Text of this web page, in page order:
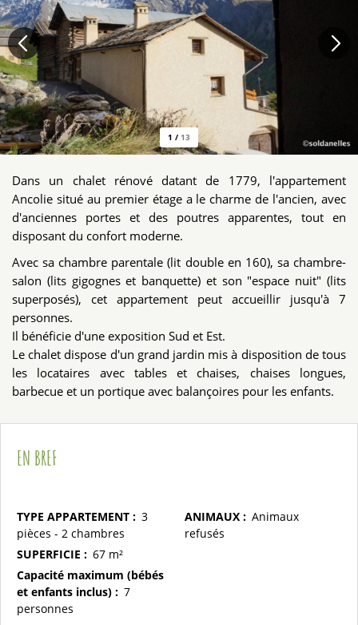
1 / 13
Dans un chalet rénové datant de 1779, l'appartement
Ancolie situé au premier étage a le charme de l'ancien, avec
d'anciennes portes et des poutres apparentes, tout en
disposant du confort moderne.
Avec sa chambre parentale (lit double en 160), sa chambre-
salon (lits gigognes et banquette) et son "espace nuit" (lits
superposés), cet appartement peut accueillir jusqu'à 7
personnes.
Il bénéficie d'une exposition Sud et Est.
Le chalet dispose d'un grand jardin mis à disposition de tous
les locataires avec tables et chaises, chaises longues,
barbecue et un portique avec balançoires pour les enfants.
EN BREF
TYPE APPARTEMENT : 3
pièces - 2 chambres
SUPERFICIE : 67 m²
Capacité maximum (bébés
et enfants inclus) : 7
personnes
ANIMAUX : Animaux
refusés